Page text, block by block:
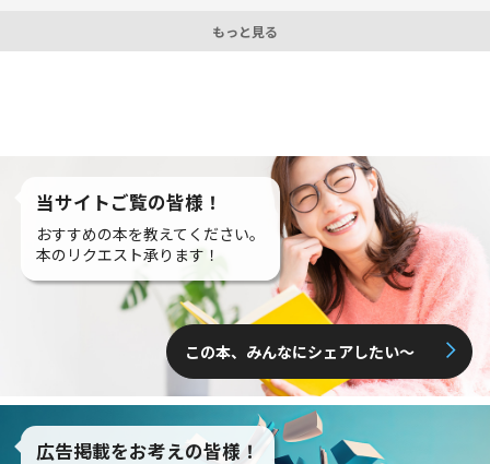
もっと見る
当サイトご覧の皆様！
おすすめの本を教えてください。
本のリクエスト承ります！
この本、みんなにシェアしたい〜
広告掲載をお考えの皆様！